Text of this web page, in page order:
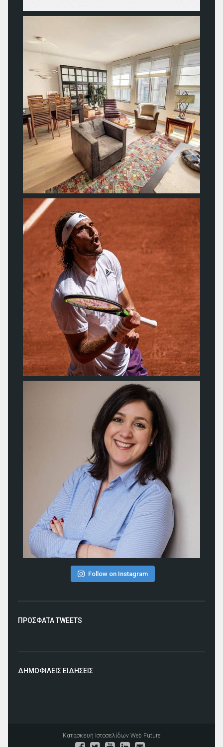
Follow on Instagram
ΠΡΟΣΦΑΤΑ TWEETS
ΔΗΜΟΦΙΛΕΙΣ ΕΙΔΗΣΕΙΣ
Κατασκευή Ιστοσελίδων Web Future